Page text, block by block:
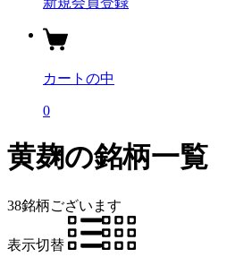
カートの中
0
黄麹の銘柄一覧
38銘柄ございます
表示切替